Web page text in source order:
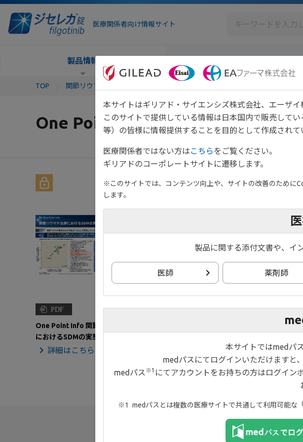
医療関係者向け情報サイト
製品情報
TOP 関節リウマチTOP
One Point Info
PDF
One Point Info 関節リウマチ治療
におけるSDMの実態
詳細はこちら
本サイトはギリアド・サイエンシズ株式会社、エーザ
このサイトで提供している情報は日本国内で販売して
等）の皆様に情報提供することを目的として作成されて
医療関係者ではない方はこちら をご覧ください。
ギリアドのコーポレートサイトに遷移します。
※このサイトでは、コンテンツ向上や、サイトの改善のために
します。
製品に関する添付文書や、イ
医師 薬剤師
本サイトではmedパ
medパスにてログインいただけますと
medパス ※1 にてアカウントをお持ちの方はログイン
medパスとは複数の医療サイトで共通して利用可能な